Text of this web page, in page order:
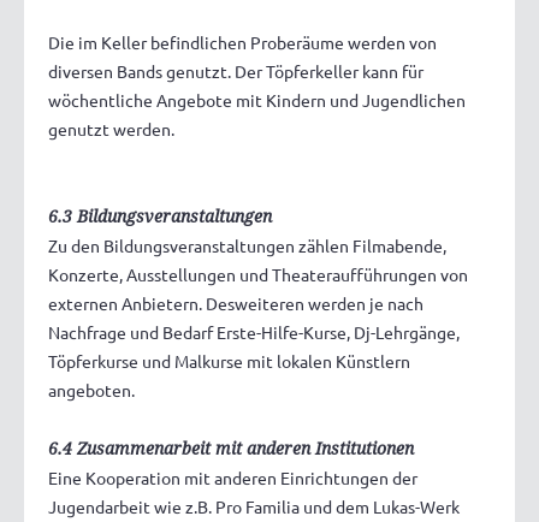
Die im Keller befindlichen Proberäume werden von
diversen Bands genutzt. Der Töpferkeller kann für
wöchentliche Angebote mit Kindern und Jugendlichen
genutzt werden.
6.3 Bildungsveranstaltungen
Zu den Bildungsveranstaltungen zählen Filmabende,
Konzerte, Ausstellungen und Theateraufführungen von
externen Anbietern. Desweiteren werden je nach
Nachfrage und Bedarf Erste-Hilfe-Kurse, Dj-Lehrgänge,
Töpferkurse und Malkurse mit lokalen Künstlern
angeboten.
6.4 Zusammenarbeit mit anderen Institutionen
Eine Kooperation mit anderen Einrichtungen der
Jugendarbeit wie z.B. Pro Familia und dem Lukas-Werk